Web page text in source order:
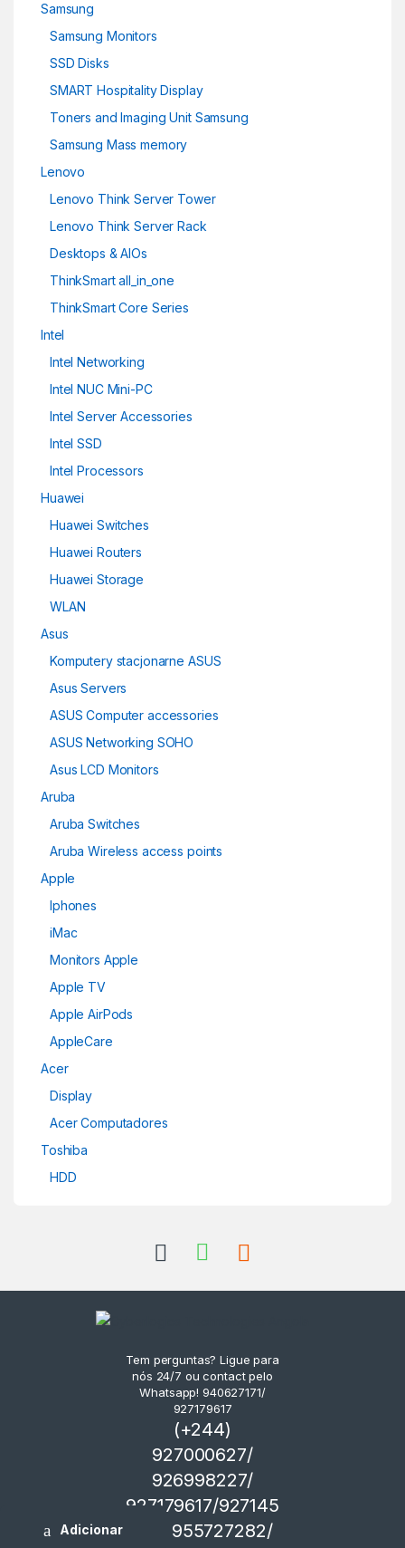
Adicionar
Samsung
Samsung Monitors
SSD Disks
SMART Hospitality Display
Toners and Imaging Unit Samsung
Samsung Mass memory
Lenovo
Lenovo Think Server Tower
Lenovo Think Server Rack
Desktops & AIOs
ThinkSmart all_in_one
ThinkSmart Core Series
Intel
Intel Networking
Intel NUC Mini-PC
Intel Server Accessories
Intel SSD
Intel Processors
Huawei
Huawei Switches
Huawei Routers
Huawei Storage
WLAN
Asus
Komputery stacjonarne ASUS
Asus Servers
ASUS Computer accessories
ASUS Networking SOHO
Asus LCD Monitors
Aruba
Aruba Switches
Aruba Wireless access points
Apple
Iphones
iMac
Monitors Apple
Apple TV
Apple AirPods
AppleCare
Acer
Display
Acer Computadores
Toshiba
HDD
Tem perguntas? Ligue para
nós 24/7 ou contact pelo
Whatsapp! 940627171/
927179617
(+244)
927000627/
926998227/
927179617/927145
751/ 955727282/